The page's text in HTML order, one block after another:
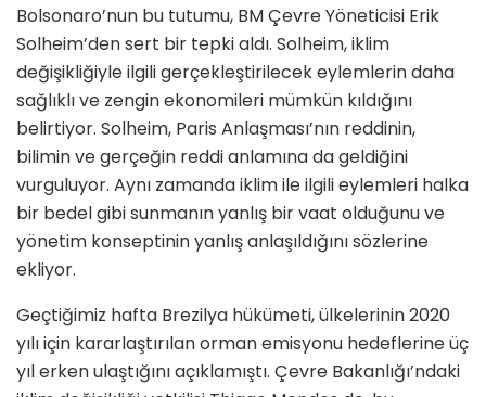
Bolsonaro’nun bu tutumu, BM Çevre Yöneticisi Erik
Solheim’den sert bir tepki aldı. Solheim, iklim
değişikliğiyle ilgili gerçekleştirilecek eylemlerin daha
sağlıklı ve zengin ekonomileri mümkün kıldığını
belirtiyor. Solheim, Paris Anlaşması’nın reddinin,
bilimin ve gerçeğin reddi anlamına da geldiğini
vurguluyor. Aynı zamanda iklim ile ilgili eylemleri halka
bir bedel gibi sunmanın yanlış bir vaat olduğunu ve
yönetim konseptinin yanlış anlaşıldığını sözlerine
ekliyor.
Geçtiğimiz hafta Brezilya hükümeti, ülkelerinin 2020
yılı için kararlaştırılan orman emisyonu hedeflerine üç
yıl erken ulaştığını açıklamıştı. Çevre Bakanlığı’ndaki